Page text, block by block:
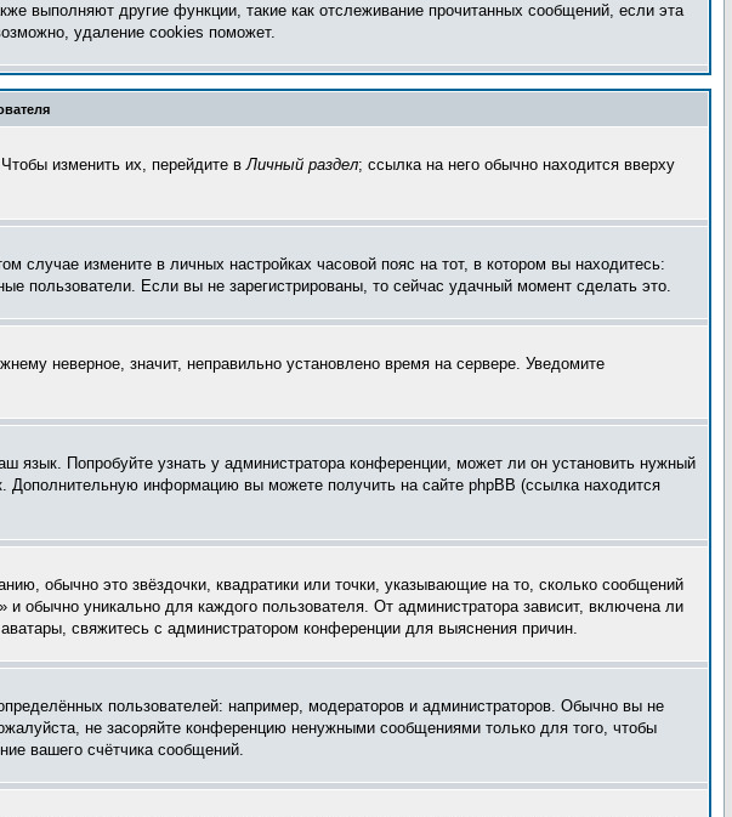
выполняют другие функции, такие как отслеживание прочитанных сообщений, если эта
удаление cookies поможет.
изменить их, перейдите вЛичный раздел; ссылка на него обычно находится вверху
случае измените в личных настройках часовой пояс на тот, в котором вы находитесь:
пользователи. Если вы не зарегистрированы, то сейчас удачный момент сделать это.
неверное, значит, неправильно установлено время на сервере. Уведомите
язык. Попробуйте узнать у администратора конференции, может ли он установить нужный
Дополнительную информацию вы можете получить на сайте phpBB (ссылка находится
обычно это звёздочки, квадратики или точки, указывающие на то, сколько сообщений
обычно уникально для каждого пользователя. От администратора зависит, включена ли
свяжитесь с администратором конференции для выяснения причин.
пользователей: например, модераторов и администраторов. Обычно вы не
не засоряйте конференцию ненужными сообщениями только для того, чтобы
вашего счётчика сообщений.